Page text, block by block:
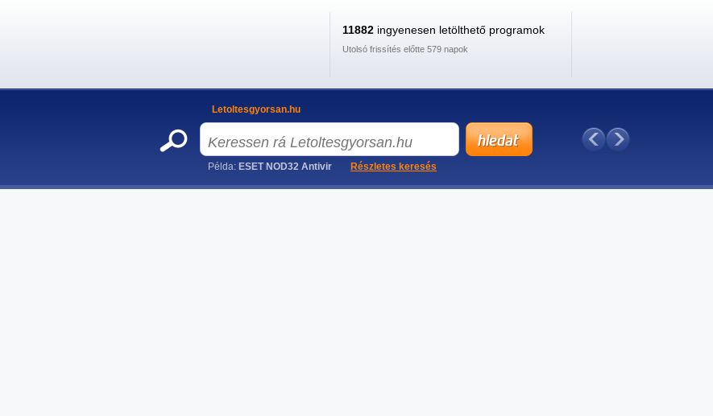
11882 ingyenesen letölthető programok
Utolsó frissítés előtte 579 napok
Letoltesgyorsan.hu
Példa: ESET NOD32 Antivir Részletes keresés